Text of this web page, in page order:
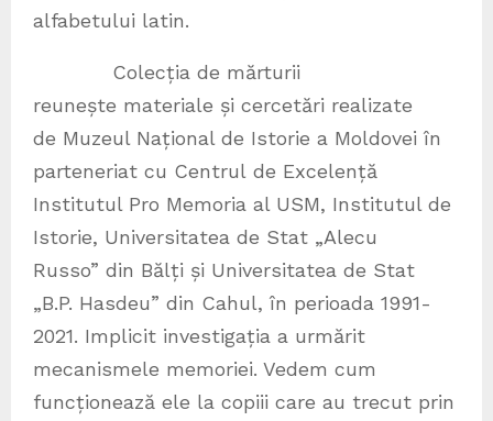
alfabetului latin.
Colecția de mărturii
reunește materiale și cercetări realizate
de Muzeul Național de Istorie a Moldovei în
parteneriat cu Centrul de Excelență
Institutul Pro Memoria al USM, Institutul de
Istorie, Universitatea de Stat „Alecu
Russo” din Bălți și Universitatea de Stat
„B.P. Hasdeu” din Cahul, în perioada 1991-
2021. Implicit investigația a urmărit
mecanismele memoriei. Vedem cum
funcționează ele la copiii care au trecut prin